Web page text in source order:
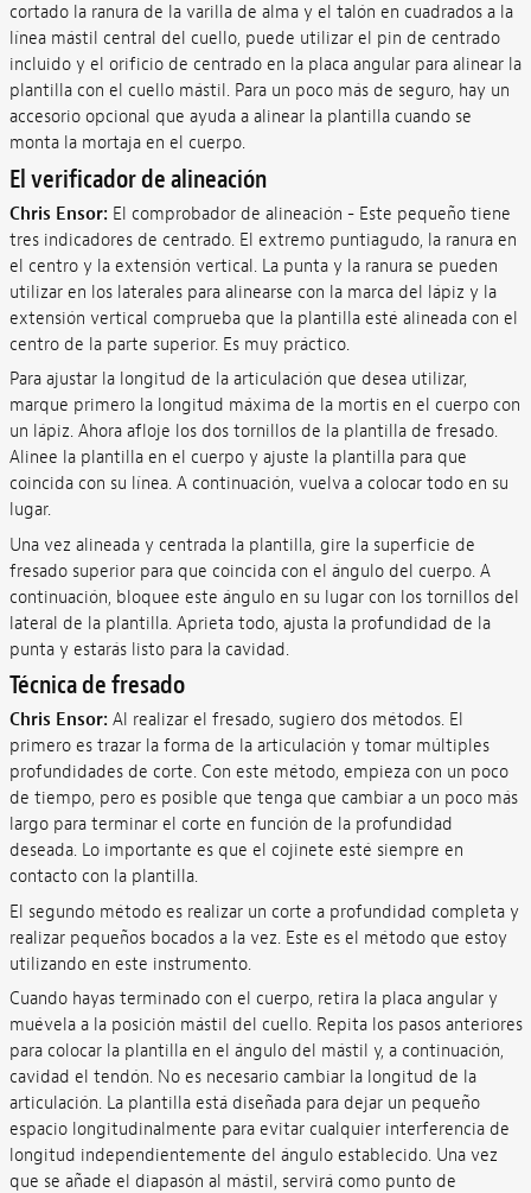
cortado la ranura de la varilla de alma y el talón en cuadrados a la
línea mástil central del cuello, puede utilizar el pin de centrado
incluido y el orificio de centrado en la placa angular para alinear la
plantilla con el cuello mástil. Para un poco más de seguro, hay un
accesorio opcional que ayuda a alinear la plantilla cuando se
monta la mortaja en el cuerpo.
El verificador de alineación
Chris Ensor: El comprobador de alineación - Este pequeño tiene
tres indicadores de centrado. El extremo puntiagudo, la ranura en
el centro y la extensión vertical. La punta y la ranura se pueden
utilizar en los laterales para alinearse con la marca del lápiz y la
extensión vertical comprueba que la plantilla esté alineada con el
centro de la parte superior. Es muy práctico.
Para ajustar la longitud de la articulación que desea utilizar,
marque primero la longitud máxima de la mortis en el cuerpo con
un lápiz. Ahora afloje los dos tornillos de la plantilla de fresado.
Alinee la plantilla en el cuerpo y ajuste la plantilla para que
coincida con su línea. A continuación, vuelva a colocar todo en su
lugar.
Una vez alineada y centrada la plantilla, gire la superficie de
fresado superior para que coincida con el ángulo del cuerpo. A
continuación, bloquee este ángulo en su lugar con los tornillos del
lateral de la plantilla. Aprieta todo, ajusta la profundidad de la
punta y estarás listo para la cavidad.
Técnica de fresado
Chris Ensor: Al realizar el fresado, sugiero dos métodos. El
primero es trazar la forma de la articulación y tomar múltiples
profundidades de corte. Con este método, empieza con un poco
de tiempo, pero es posible que tenga que cambiar a un poco más
largo para terminar el corte en función de la profundidad
deseada. Lo importante es que el cojinete esté siempre en
contacto con la plantilla.
El segundo método es realizar un corte a profundidad completa y
realizar pequeños bocados a la vez. Este es el método que estoy
utilizando en este instrumento.
Cuando hayas terminado con el cuerpo, retira la placa angular y
muévela a la posición mástil del cuello. Repita los pasos anteriores
para colocar la plantilla en el ángulo del mástil y, a continuación,
cavidad el tendón. No es necesario cambiar la longitud de la
articulación. La plantilla está diseñada para dejar un pequeño
espacio longitudinalmente para evitar cualquier interferencia de
longitud independientemente del ángulo establecido. Una vez
que se añade el diapasón al mástil, servirá como punto de